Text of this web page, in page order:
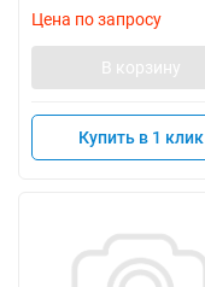
Цена по запросу
В корзину
Купить в 1 клик